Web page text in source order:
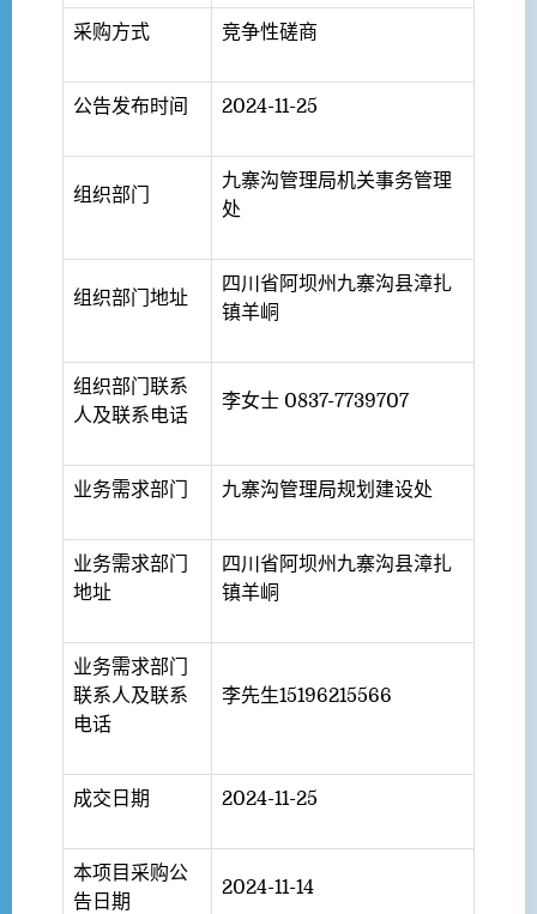
采购方式 竞争性磋商
公告发布时间 2024-11-25
组织部门
九寨沟管理局机关事务管理
处
组织部门地址
四川省阿坝州九寨沟县漳扎
镇羊峒
组织部门联系
人及联系电话
李女士 0837-7739707
业务需求部门 九寨沟管理局规划建设处
业务需求部门
地址
四川省阿坝州九寨沟县漳扎
镇羊峒
业务需求部门
联系人及联系
电话
李先生15196215566
成交日期 2024-11-25
本项目采购公
告日期
2024-11-14